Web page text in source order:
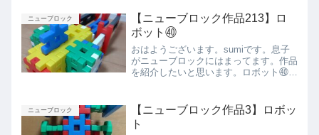
た紹介します。
ニューブロック
【ニューブロック作品213】ロ
ボット㊵
おはようございます。sumiです。息子
がニューブロックにはまってます。作品
を紹介したいと思います。ロボット㊵ベ
紹介しました。また紹介します今回は息
子が作ったロボット㉛を...
ニューブロック
【ニューブロック作品3】ロボッ
ト